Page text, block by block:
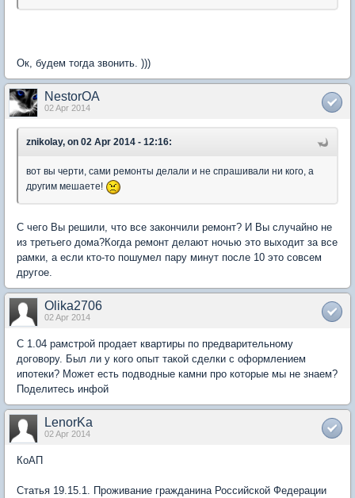
Ок, будем тогда звонить. )))
NestorOA
02 Apr 2014
znikolay, on 02 Apr 2014 - 12:16:
вот вы черти, сами ремонты делали и не спрашивали ни кого, а
другим мешаете!
С чего Вы решили, что все закончили ремонт? И Вы случайно не
из третьего дома?Когда ремонт делают ночью это выходит за все
рамки, а если кто-то пошумел пару минут после 10 это совсем
другое.
Olika2706
02 Apr 2014
С 1.04 рамстрой продает квартиры по предварительному
договору. Был ли у кого опыт такой сделки с оформлением
ипотеки? Может есть подводные камни про которые мы не знаем?
Поделитесь инфой
LenorKa
02 Apr 2014
КоАП
Статья 19.15.1. Проживание гражданина Российской Федерации